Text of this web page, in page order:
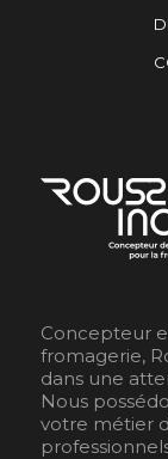
Concepteur
fromagerie,
dans une
Nous
votre métier